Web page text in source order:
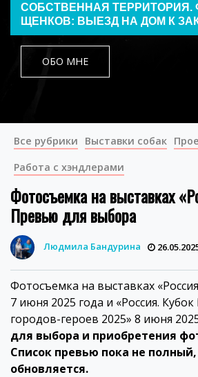
СОБСТВЕННАЯ ТЕРРИТОРИЯ.
ЩЕНКОВ: ВЫЕЗД НА ДОМ К
ОБО МНЕ
Все рубрики Выставки собак
Работа с хэндлерами
Фотосъемка на выставках
Превью для выбора
Людмила Бандурина
Фотосъемка на выставках
7 июня 2025 года и «Россия.
городов-героев 2025» 8 июня
для выбора и приобретения
Список превью пока не
обновляется.